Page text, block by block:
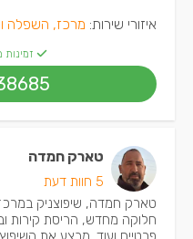
איזורי שירות: מרכז, השפלה
טארק חמדה
5 חוות דעת
טארק חמדה, שיפוצניק
חלוקה מחדש, הריסת קירות